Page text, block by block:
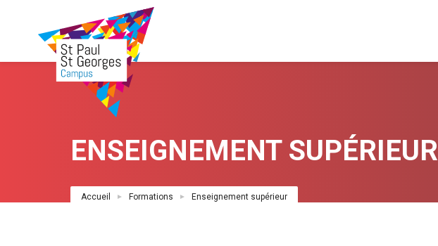
principal
ENSEIGNEMENT SUPÉRIEUR
Fil
Accueil Formations Enseignement supérieur